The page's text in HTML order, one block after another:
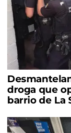
droga que
barrio de La